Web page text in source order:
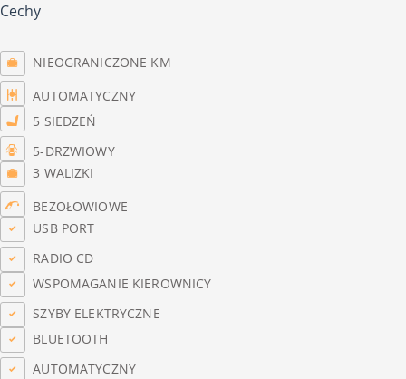
Cechy
NIEOGRANICZONE KM
AUTOMATYCZNY
5 SIEDZEŃ
5-DRZWIOWY
3 WALIZKI
BEZOŁOWIOWE
USB PORT
RADIO CD
WSPOMAGANIE KIEROWNICY
SZYBY ELEKTRYCZNE
BLUETOOTH
AUTOMATYCZNY